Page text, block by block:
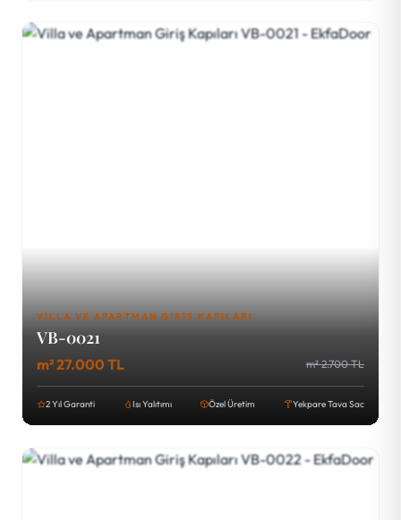
VILLA VE APARTMAN GIRIŞ KAPILARI
VB-0021
m² 27.000 TL m² 2.700 TL
2 Yıl Garanti Isı Yalıtımı Özel Üretim Yekpare Tava Sac